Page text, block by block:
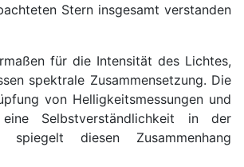
Stern insgesamt verstanden
für die Intensität des Lichtes,
spektrale Zusammensetzung. Die
von Helligkeitsmessungen und
eine Selbstverständlichkeit in der
spiegelt diesen Zusammenhang